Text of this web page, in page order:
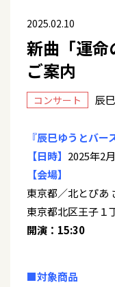
2025.02.10
新曲「運命
ご案内
コンサート 辰
『辰巳ゆうとバー
【日時】 2025年2
【会場】
東京都／北とぴあ
東京都北区王子１
開演：15:30
■対象商品